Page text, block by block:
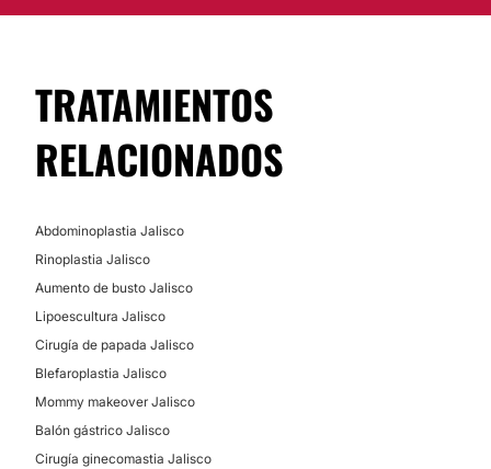
Balón gástrico
TRATAMIENTOS
RELACIONADOS
Abdominoplastia Jalisco
Rinoplastia Jalisco
Aumento de busto Jalisco
Lipoescultura Jalisco
Cirugía de papada Jalisco
Blefaroplastia Jalisco
Mommy makeover Jalisco
Balón gástrico Jalisco
Cirugía ginecomastia Jalisco